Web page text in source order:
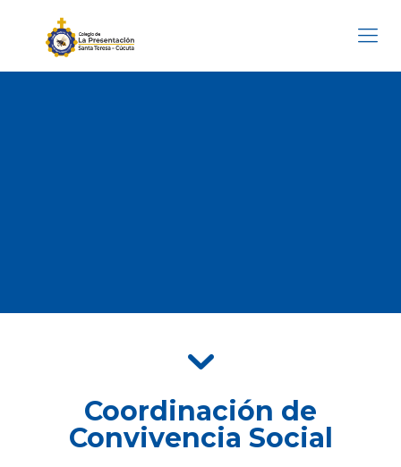
Coordinación de
Convivencia Social